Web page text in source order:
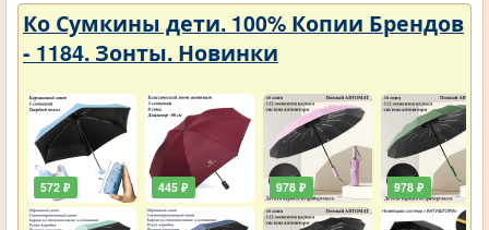
Ко Сумкины дети. 100% Копии Брендов
- 1184. Зонты. Новинки
572 ₽ 445 ₽ 978 ₽ 978 ₽